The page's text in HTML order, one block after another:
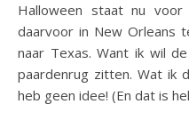
Halloween staat nu
daarvoor in New Orleans
naar Texas. Want ik wil
paardenrug zitten. Wat ik
heb geen idee! (En dat is